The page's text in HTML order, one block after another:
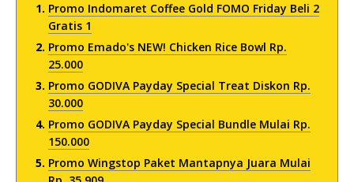
Promo Indomaret Coffee Gold FOMO Friday Beli 2
Gratis 1
Promo Emado's NEW! Chicken Rice Bowl Rp.
25.000
Promo GODIVA Payday Special Treat Diskon Rp.
30.000
Promo GODIVA Payday Special Bundle Mulai Rp.
150.000
Promo Wingstop Paket Mantapnya Juara Mulai